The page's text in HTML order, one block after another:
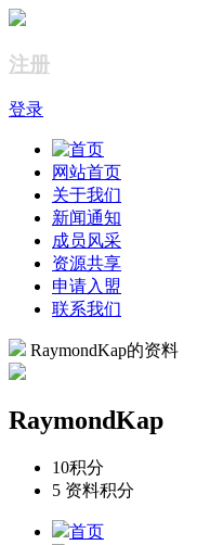
注册
登录
网站首页
关于我们
新闻通知
成员风采
资源共享
申请入盟
联系我们
RaymondKap的资料
RaymondKap
10积分
5 资料积分
首页